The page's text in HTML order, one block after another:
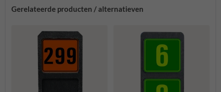
Gerelateerde producten / alternatieven